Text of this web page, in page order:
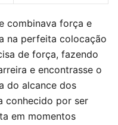
combinava força e
na perfeita colocação
de força, fazendo
e encontrasse o
do alcance dos
conhecido por ser
em momentos